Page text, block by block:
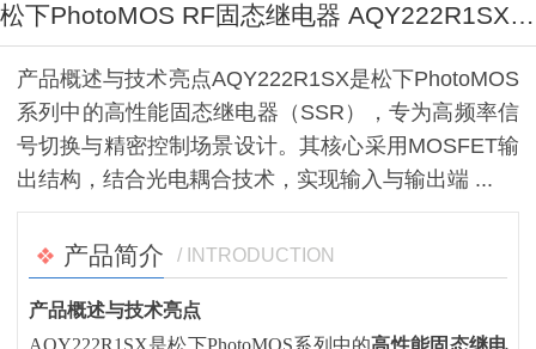
松下PhotoMOS RF固态继电器 AQY222R1SX (SOP-4封装，60V/0.5A)
产品概述与技术亮点AQY222R1SX是松下PhotoMOS
系列中的高性能固态继电器（SSR），专为高频率信
号切换与精密控制场景设计。其核心采用MOSFET输
出结构，结合光电耦合技术，实现输入与输出端 ...
产品简介 / INTRODUCTION
产品概述与技术亮点
AQY222R1SX是松下PhotoMOS系列中的高性能固态继电